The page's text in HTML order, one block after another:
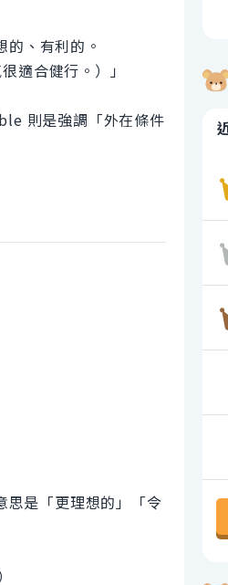
、有利的。
合健行。）」
則是強調「外在條件
是「更理想的」「令